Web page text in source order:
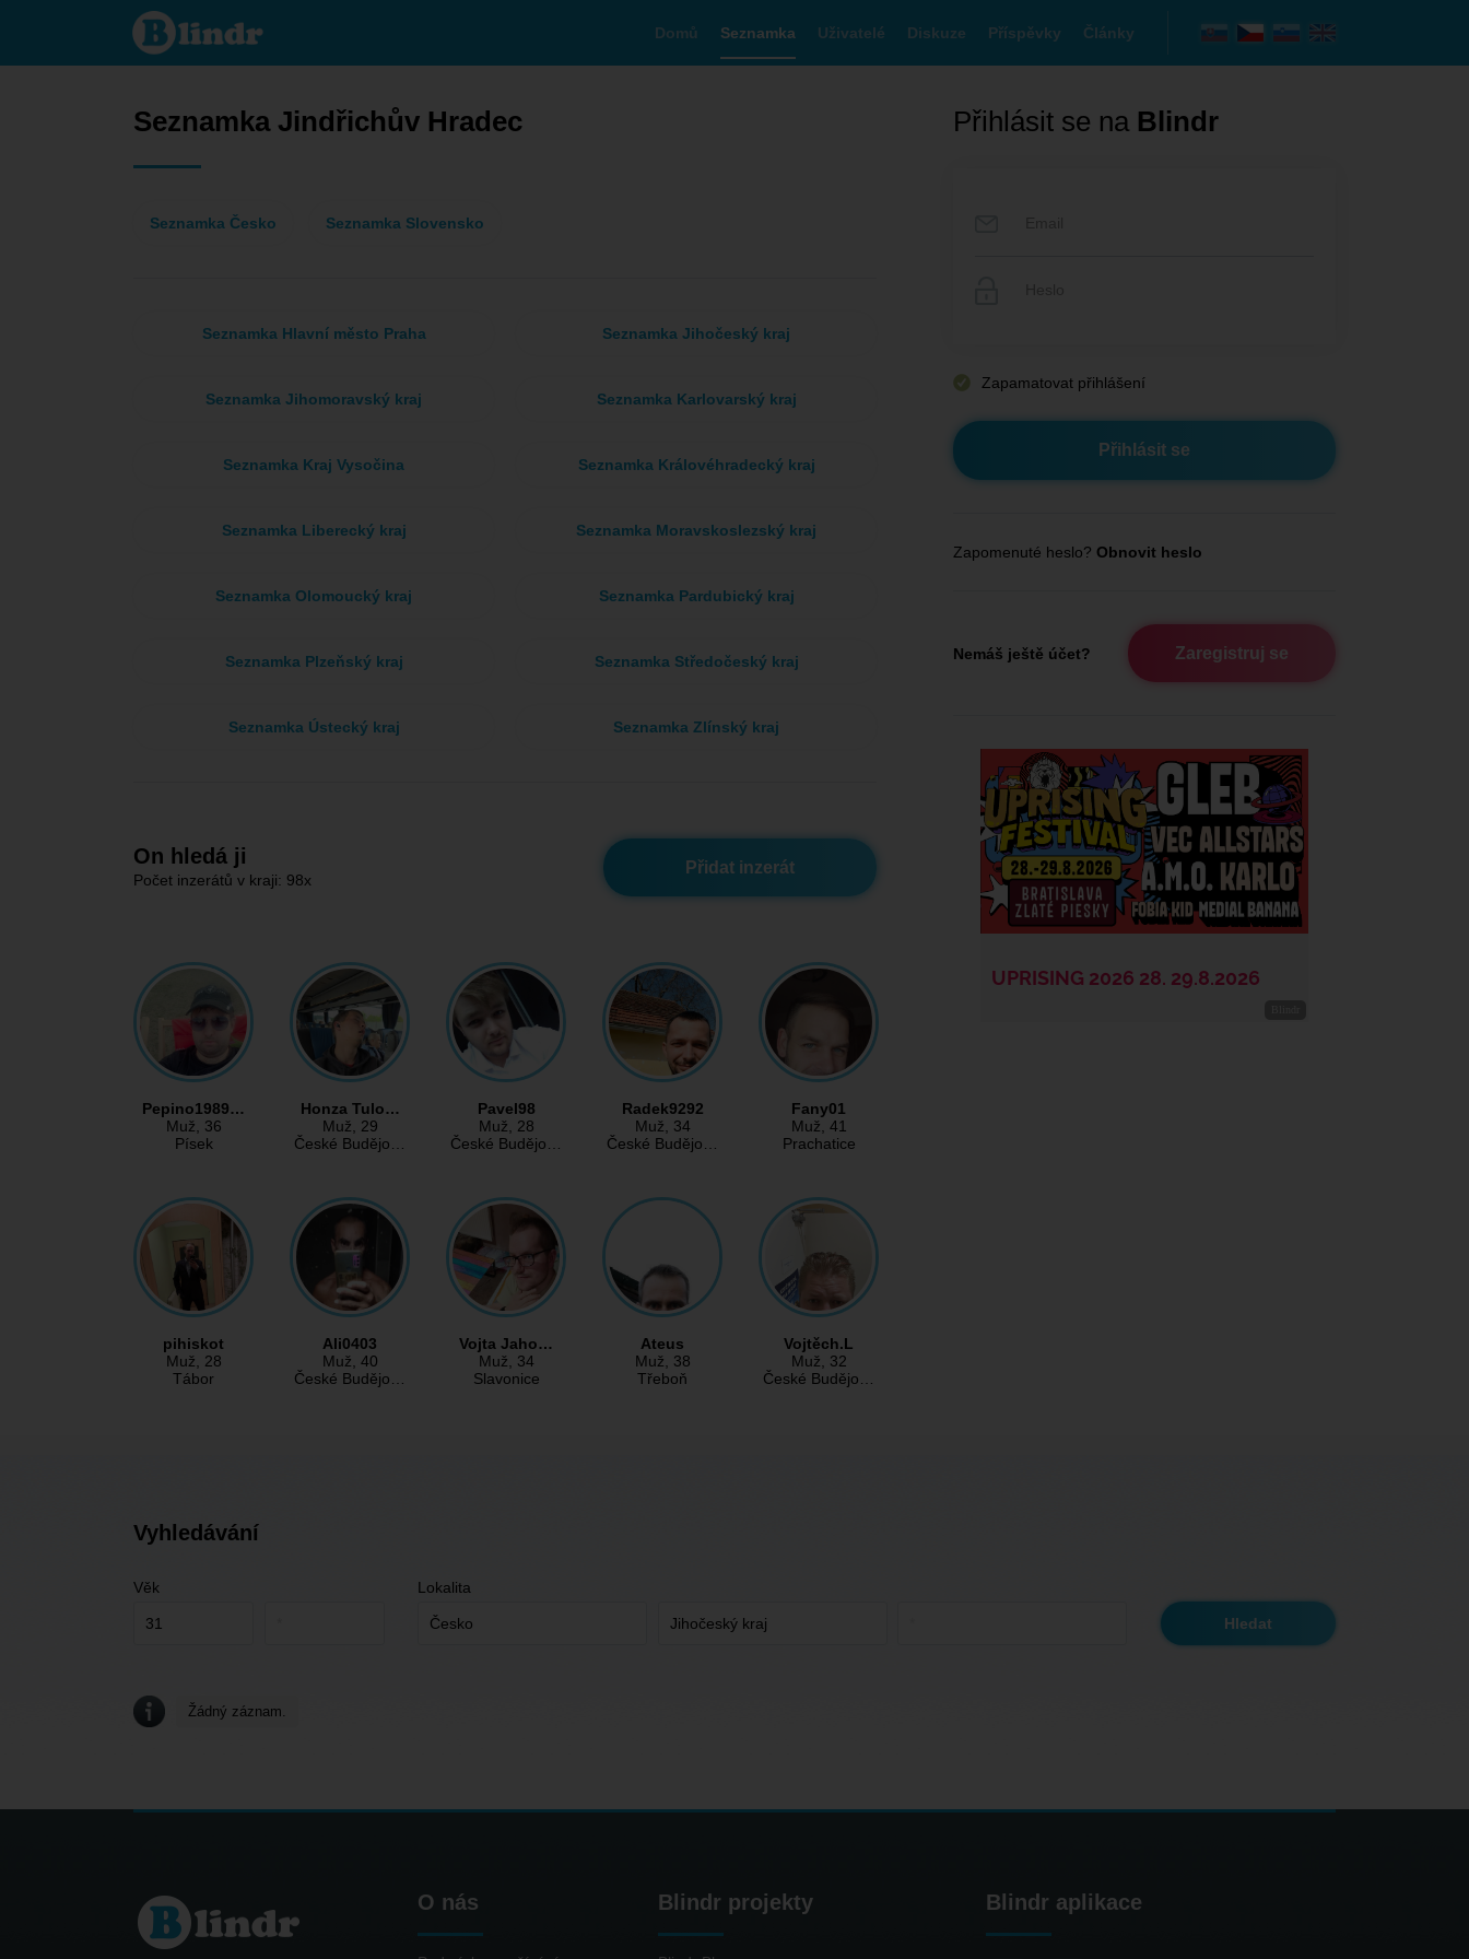
Seznamka
- On hledá
ji
Domů Seznamka Uživatelé Diskuze Příspěvky Články
Seznamka Jindřichův Hradec
Seznamka Česko Seznamka Slovensko
Seznamka Hlavní město Praha Seznamka Jihočeský kraj
Seznamka Jihomoravský kraj Seznamka Karlovarský kraj
Seznamka Kraj Vysočina Seznamka Královéhradecký kraj
Seznamka Liberecký kraj Seznamka Moravskoslezský kraj
Seznamka Olomoucký kraj Seznamka Pardubický kraj
Seznamka Plzeňský kraj Seznamka Středočeský kraj
Seznamka Ústecký kraj Seznamka Zlínský kraj
Přidat inzerát
On hledá ji
Počet inzerátů v kraji: 98x
Pepino1989…
Muž, 36
Písek
Honza Tulo…
Muž, 29
České Budějo…
Pavel98
Muž, 28
České Budějo…
Radek9292
Muž, 34
České Budějo…
Fany01
Muž, 41
Prachatice
pihiskot
Muž, 28
Tábor
Ali0403
Muž, 40
České Budějo…
Vojta Jaho…
Muž, 34
Slavonice
Ateus
Muž, 38
Třeboň
Vojtěch.L
Muž, 32
České Budějo…
Přihlásit se na Blindr
Zapamatovat přihlášení
Zapomenuté heslo? Obnovit heslo
Nemáš ještě účet? Zaregistruj se
Vyhledávání
Věk Lokalita
Žádný záznam.
O nás Blindr projekty Blindr aplikace